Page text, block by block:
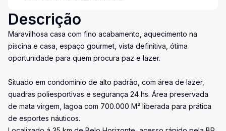
Descrição
Maravilhosa casa com fino acabamento, aquecimento na
piscina e casa, espaço gourmet, vista definitiva, ótima
oportunidade para quem procura paz e lazer.
Situado em condomínio de alto padrão, com área de lazer,
quadras poliesportivas e segurança 24 hs. Área preservada
de mata virgem, lagoa com 700.000 M² liberada para prática
de esportes náuticos.